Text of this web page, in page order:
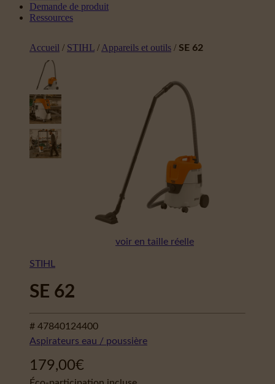
Demande de produit
Ressources
Accueil / STIHL / Appareils et outils / SE 62
voir en taille réelle
STIHL
SE 62
# 47840124400
Aspirateurs eau / poussière
179,00€